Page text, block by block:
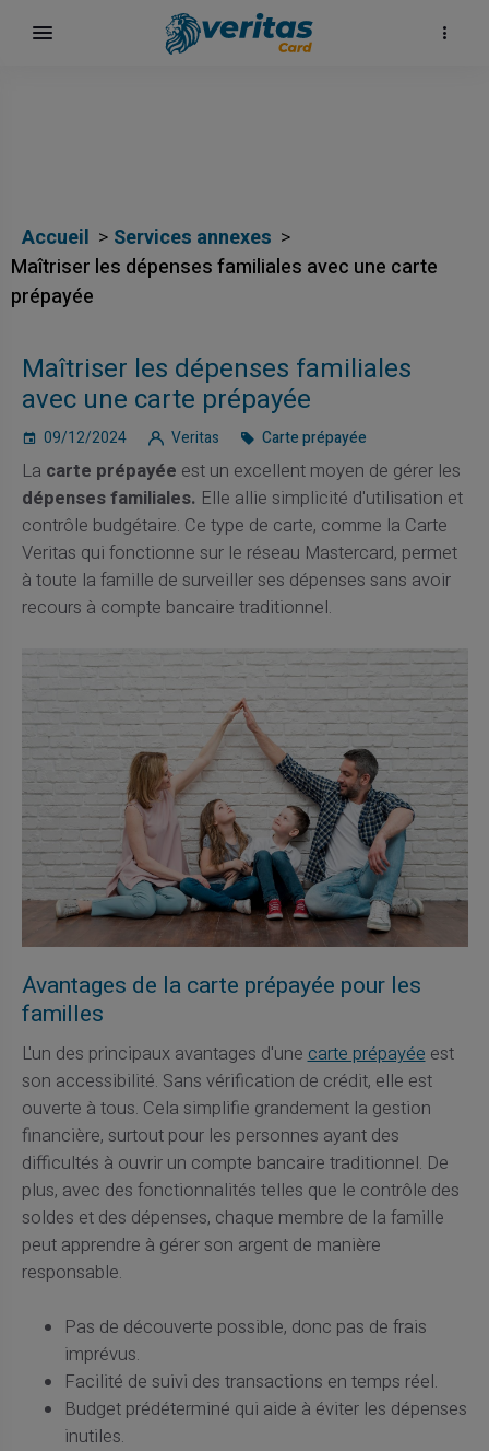
Accueil
Services annexes
Maîtriser les dépenses familiales avec une carte
prépayée
Maîtriser les dépenses familiales
avec une carte prépayée
09/12/2024 Veritas Carte prépayée
La carte prépayée est un excellent moyen de gérer les
dépenses familiales. Elle allie simplicité d'utilisation et
contrôle budgétaire. Ce type de carte, comme la Carte
Veritas qui fonctionne sur le réseau Mastercard, permet
à toute la famille de surveiller ses dépenses sans avoir
recours à compte bancaire traditionnel.
Avantages de la carte prépayée pour les
familles
L'un des principaux avantages d'unecarte prépayéeest
son accessibilité. Sans vérification de crédit, elle est
ouverte à tous. Cela simplifie grandement la gestion
financière, surtout pour les personnes ayant des
difficultés à ouvrir un compte bancaire traditionnel. De
plus, avec des fonctionnalités telles que le contrôle des
soldes et des dépenses, chaque membre de la famille
peut apprendre à gérer son argent de manière
responsable.
Pas de découverte possible, donc pas de frais
imprévus.
Facilité de suivi des transactions en temps réel.
Budget prédéterminé qui aide à éviter les dépenses
inutiles.